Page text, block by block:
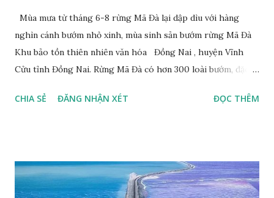
Mùa mưa từ tháng 6-8 rừng Mã Đà lại dập dìu với hàng
nghìn cánh bướm nhỏ xinh, mùa sinh sản bướm rừng Mã Đà
Khu bảo tồn thiên nhiên văn hóa Đồng Nai , huyện Vĩnh
Cửu tỉnh Đồng Nai. Rừng Mã Đà có hơn 300 loài bướm, đặc
đuôi trắng (Lamproptera curius) đặc trưng là cái đuôi dài
Happy Việt Nam 2024 Vietnam.vn
CHIA SẺ ĐĂNG NHẬN XÉT ĐỌC THÊM